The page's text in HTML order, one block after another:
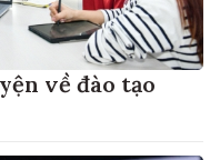
về đào tạo